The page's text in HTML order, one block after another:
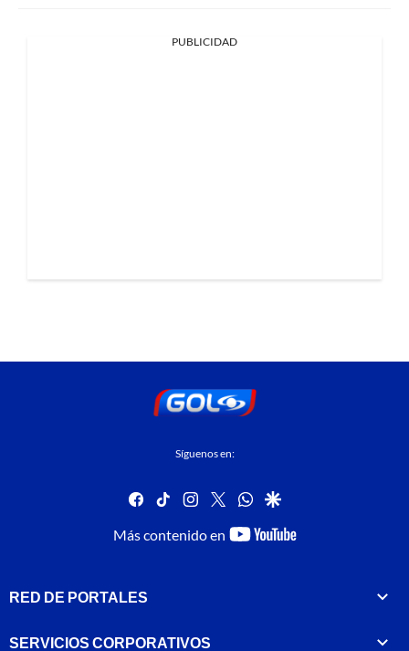
PUBLICIDAD
Síguenos en:
facebook
tiktok instagram
twitterwhatsapp
google
Más contenido en
youtube-
RED DE PORTALES
SERVICIOS CORPORATIVOS